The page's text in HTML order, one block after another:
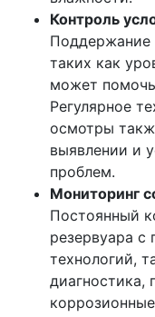
Контроль
Поддержание
таких как
может помочь
Регулярное
осмотры
выявлении и
проблем.
Мониторинг
Постоянный
резервуара
технологий,
диагностика,